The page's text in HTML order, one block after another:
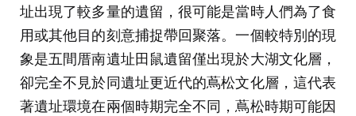
址出現了較多量的遺留，很可能是當時人們為了食
用或其他目的刻意捕捉帶回聚落。一個較特別的現
象是五間厝南遺址田鼠遺留僅出現於大湖文化層，
卻完全不見於同遺址更近代的蔦松文化層，這代表
著遺址環境在兩個時期完全不同，蔦松時期可能因